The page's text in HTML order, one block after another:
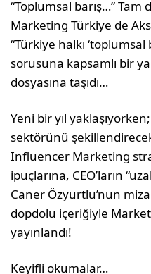
“Toplumsal barış…”
Marketing Türkiye de
“Türkiye halkı ‘toplumsal
sorusuna kapsamlı bir
dosyasına taşıdı…
Yeni bir yıl
sektörünü
Influencer Marketing
ipuçlarına, CEO’ların
Caner Özyurtlu’nun
dopdolu içeriğiyle
yayınlandı!
Keyifli okumalar…